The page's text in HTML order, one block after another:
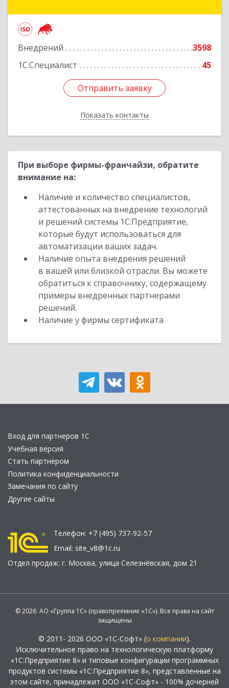
Внедрений
3598
1С:Специалист
45
Отправить заявку
Показать контакты
Отправить заявку
Назад
При выборе фирмы-франчайзи, обратите
внимание на:
Наличие и количество специалистов,
аттестованных на внедрение технологий
и решений системы 1С:Предприятие,
которые будут использоваться для
автоматизации ваших задач.
Наличие опыта внедрения решений
в вашей или близкой отрасли. Вы можете
обратиться к справочнику, содержащему
примеры внедренных партнерами
решений.
Наличие у фирмы сертификата
Вход для партнеров 1С
Учебная версия
Стать партнером
Политика конфиденциальности
Замечания по сайту
Другие сайты
Телефон: +7 (495) 737-92-57
Email: site_v8@1c.ru
Отдел продаж: г. Москва, улица Селезнёвская, дом 21
© 2026 АО «Группа 1С» (правопреемник «1С»). Все права на сайт
защищены
© 2011- 2026 ООО «1С-Софт» (о компании).
Исключительное право на технологическую платформу
«1С:Предприятие 8» и типовые конфигурации программных
продуктов системы «1С:Предприятие 8», представленные на
этом сайте, принадлежит ООО «1С-Софт» - 100% дочерней